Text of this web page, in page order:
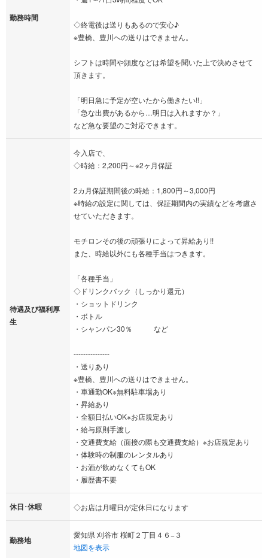
勤務時間
◇終電後は送りもあるので安心♪
※豊橋、豊川への送りはできません。
シフトは時間や頻度などは希望を聞いた上で決めさせて
頂きます。
「明日急に予定が空いたから働きたい!!」
「急な出費があるから…明日は入れますか？」
など急な要望のご対応できます。
待遇及び福利厚
生
今入店で、
◇時給：2,200円～※2ヶ月保証
2カ月保証期間後の時給：1,800円～3,000円
※時給の設定に関しては、保証期間内の実績などを考慮さ
せていただきます。
モチロンその後の頑張りによって昇給あり!!
また、時給以外にも各種手当はつきます。
「各種手当」
◇ドリンクバック（しっかり還元）
・ショットドリンク
・ボトル
・シャンパン30％ など
---------------
・送りあり
※豊橋、豊川への送りはできません。
・車通勤OK※無料駐車場あり
・昇給あり
・全額日払いOK※お店規定あり
・給与原則手渡し
・交通費支給（面接の際も交通費支給）※お店規定あり
・体験時の制服のレンタルあり
・お酒が飲めなくてもOK
・履歴書不要
休日･休暇 ◇お店は月曜日が定休日になります
勤務地
愛知県 刈谷市 桜町２丁目４６−３
地図を表示